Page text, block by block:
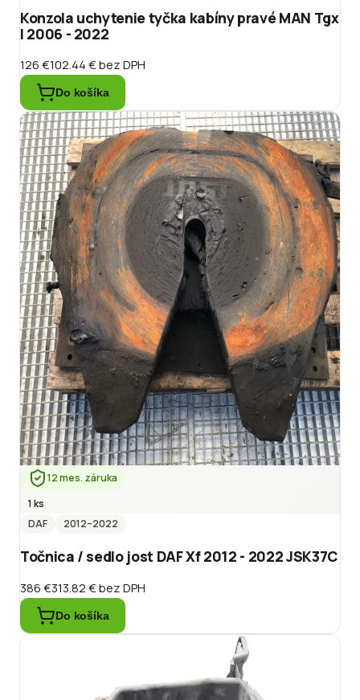
Konzola uchytenie tyčka kabíny pravé MAN Tgx
I 2006 - 2022
126 €102.44 €bez DPH
Do košíka
12 mes. záruka
1 ks
DAF
2012–2022
Točnica / sedlo jost DAF Xf 2012 - 2022 JSK37C
386 €313.82 €bez DPH
Do košíka